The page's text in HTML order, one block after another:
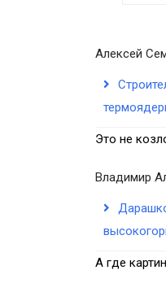
Алексей
Это не
Владимир
А где